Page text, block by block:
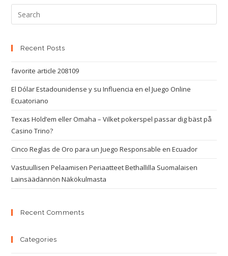
Recent Posts
favorite article 208109
El Dólar Estadounidense y su Influencia en el Juego Online
Ecuatoriano
Texas Hold’em eller Omaha – Vilket pokerspel passar dig bäst på
Casino Trino?
Cinco Reglas de Oro para un Juego Responsable en Ecuador
Vastuullisen Pelaamisen Periaatteet Bethallilla Suomalaisen
Lainsäädännön Näkökulmasta
Recent Comments
Categories